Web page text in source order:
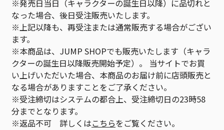
※発売日当日（キャラクターの誕生日以降）に品切れと
なった場合、後日受注販売いたします。
※上記以降も、再受注または通常販売する場合がござい
ます。
※本商品は、JUMP SHOPでも販売いたします（キャラ
クターの誕生日以降販売開始予定）。 当サイトでお買
い上げいただいた場合、本商品のお届け前に店頭販売と
なる場合がありますことをご了承ください。
※受注締切はシステムの都合上、受注締切日の23時58
分までとなります。
※返品不可 詳しくはこちらをご覧ください。